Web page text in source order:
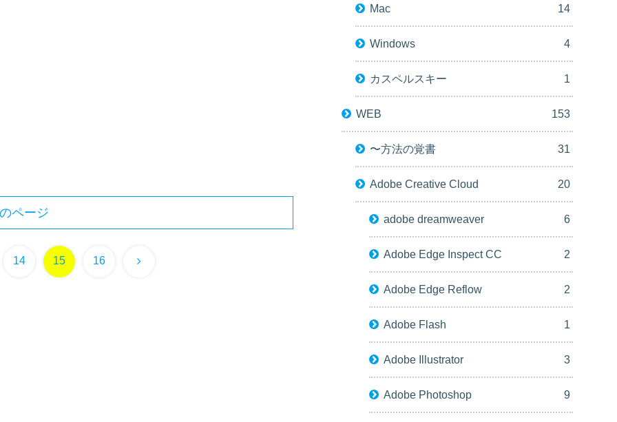
ページ
14 15 16 次
Mac 14
Windows 4
カスペルスキー 1
WEB 153
〜方法の覚書 31
Adobe Creative Cloud 20
adobe dreamweaver 6
Adobe Edge Inspect CC 2
Adobe Edge Reflow 2
Adobe Flash 1
Adobe Illustrator 3
Adobe Photoshop 9